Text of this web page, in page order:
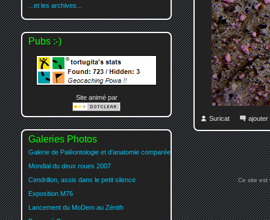
Suricat ajouter
...et les archives...
Pubs :-)
Site animé par
Galeries Photos
Galerie de Paléontologie et d'anatomie comparée
Mondial du deux roues 2007
Cendrillon, assis dans le petit silence
Exposition M76
Lancement du MoDem au Zénith
Ce site est